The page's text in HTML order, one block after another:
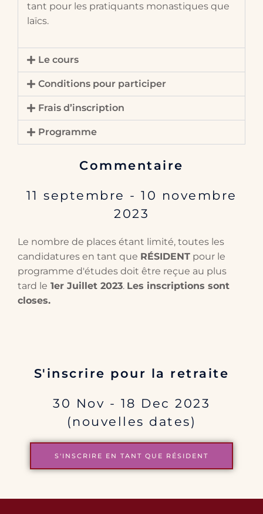
tant pour les pratiquants monastiques que
laïcs.
Le cours
Conditions pour participer
Frais d’inscription
Programme
Commentaire
11 septembre - 10 novembre
2023
Le nombre de places étant limité, toutes les
candidatures en tant que RÉSIDENT pour le
programme d'études doit être reçue au plus
tard le 1er Juillet 2023. Les inscriptions sont
closes.
S'inscrire pour la retraite
30 Nov - 18 Dec 2023
(nouvelles dates)
S'INSCRIRE EN TANT QUE RÉSIDENT